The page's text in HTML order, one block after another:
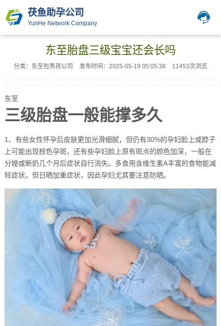
茯鱼助孕公司
YunHe Network Company
东至胎盘三级宝宝还会长吗
分类：东至包男孩公司 发布时间：2025-05-19 05:05:38 11453次浏览
东至
三级胎盘一般能撑多久
1、有些女性怀孕后皮肤更加光滑细腻，但仍有30%的孕妇脸上或脖子
上可能出现棕色孕斑，还有些孕妇脸上原有斑点的颜色加深，一般在
分娩或断奶几个月后症状自行消失。多食用含维生素A丰富的食物能减
轻症状。但日晒加重症状，因此孕妇尤其要注意防晒。